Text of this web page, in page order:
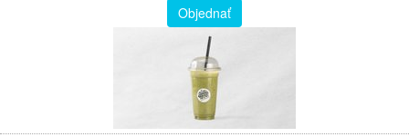
Objednať